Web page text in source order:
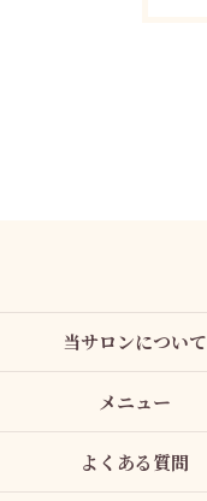
当サロンについて
メニュー
よくある質問